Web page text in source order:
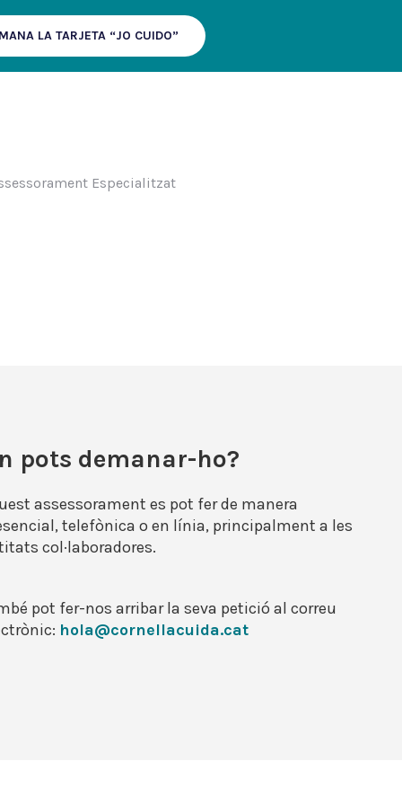
LA TARJETA “JO CUIDO”
pots demanar-ho?
assessorament es pot fer de manera
telefònica o en línia, principalment a les
col·laboradores.
pot fer-nos arribar la seva petició al correu
hola@cornellacuida.cat